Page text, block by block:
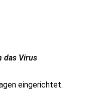
das Virus
eingerichtet.